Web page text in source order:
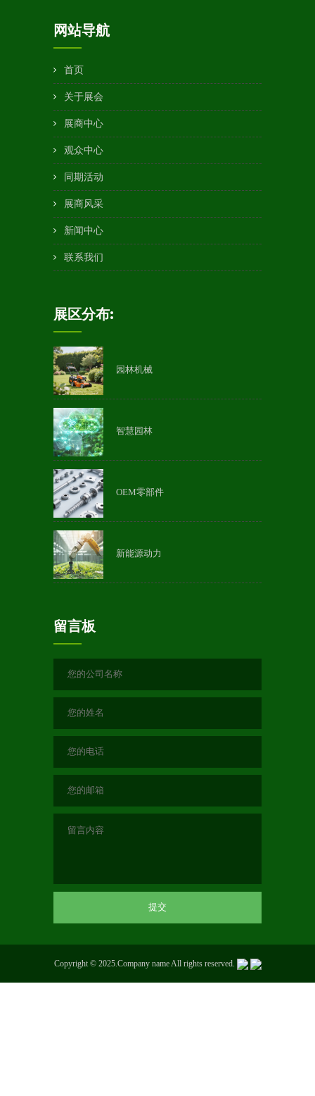
网站导航
首页
关于展会
展商中心
观众中心
同期活动
展商风采
新闻中心
联系我们
展区分布:
园林机械
智慧园林
OEM零部件
新能源动力
留言板
Copyright © 2025.Company name All rights reserved.